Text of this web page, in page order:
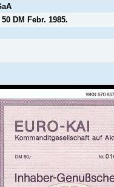
DM Febr. 1985.